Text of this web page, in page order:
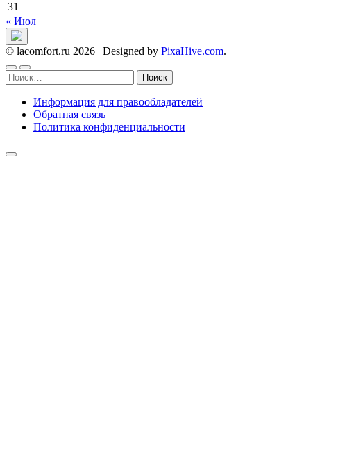
31
« Июл
© lacomfort.ru 2026 | Designed by PixaHive.com.
Найти:
Информация для правообладателей
Обратная связь
Политика конфиденциальности